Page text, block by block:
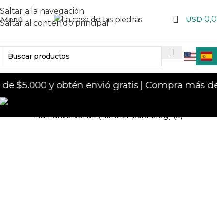
Saltar a la navegación
Saltar al contenido principal
Menú USD
$5.000 y obtén envió gratis | Compra más